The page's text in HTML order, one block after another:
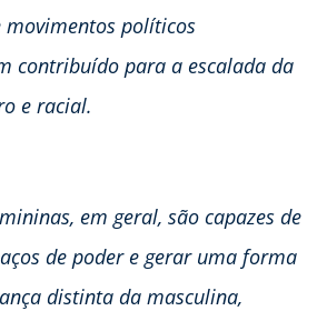
movimentos políticos
contribuído para a escalada da
e racial.
em geral, são capazes de
de poder e gerar uma forma
distinta da masculina,